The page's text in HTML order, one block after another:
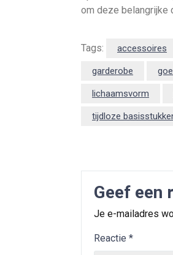
om deze belangrijke
Tags: accessoires
garderobe
lichaamsvorm
tijdloze
Geef een
Je e-mailadres
Reactie *